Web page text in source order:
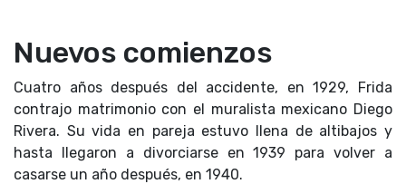
Nuevos comienzos
Cuatro años después del accidente, en 1929, Frida
contrajo matrimonio con el muralista mexicano Diego
Rivera. Su vida en pareja estuvo llena de altibajos y
hasta llegaron a divorciarse en 1939 para volver a
casarse un año después, en 1940.